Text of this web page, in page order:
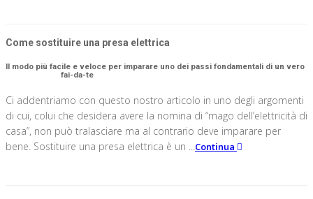
Come sostituire una presa elettrica
Il modo più facile e veloce per imparare uno dei passi fondamentali di un vero
fai-da-te
Ci addentriamo con questo nostro articolo in uno degli argomenti
di cui, colui che desidera avere la nomina di “mago dell’elettricità di
casa”, non può tralasciare ma al contrario deve imparare per
bene. Sostituire una presa elettrica è un ... Continua